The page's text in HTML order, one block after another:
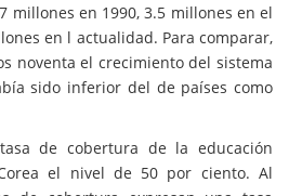
millones en 1990, 3.5 millones en el
en l actualidad. Para comparar,
noventa el crecimiento del sistema
sido inferior del de países como
de cobertura de la educación
el nivel de 50 por ciento. Al